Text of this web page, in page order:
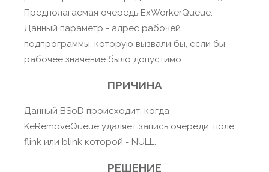
Предполагаемая очередь ExWorkerQueue.
Данный параметр - адрес рабочей
подпрограммы, которую вызвали бы, если бы
рабочее значение было допустимо.
ПРИЧИНА
Данный BSoD происходит, когда
KeRemoveQueue удаляет запись очереди, поле
flink или blink которой - NULL.
РЕШЕНИЕ